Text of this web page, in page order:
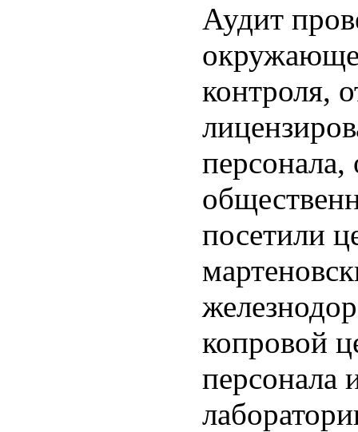
Аудит
контроля,
посетили
копровой
персонала